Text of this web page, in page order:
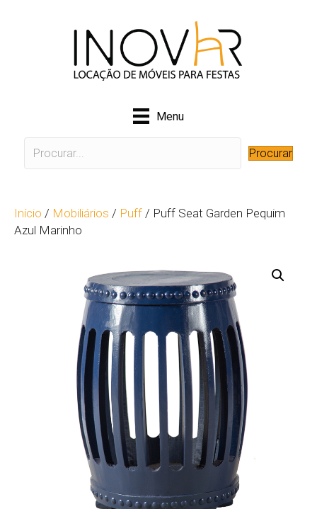
Menu
Procurar
Início / Mobiliários / Puff / Puff Seat Garden Pequim
Azul Marinho